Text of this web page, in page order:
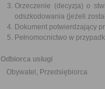
Orzeczenie (decyzja) o
odszkodowania (jeżeli
Dokument potwierdzający
Pełnomocnictwo w
Odbiorca usługi
Obywatel, Przedsiębiorca